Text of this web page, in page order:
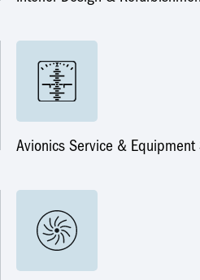
Avionics Service & Equipment